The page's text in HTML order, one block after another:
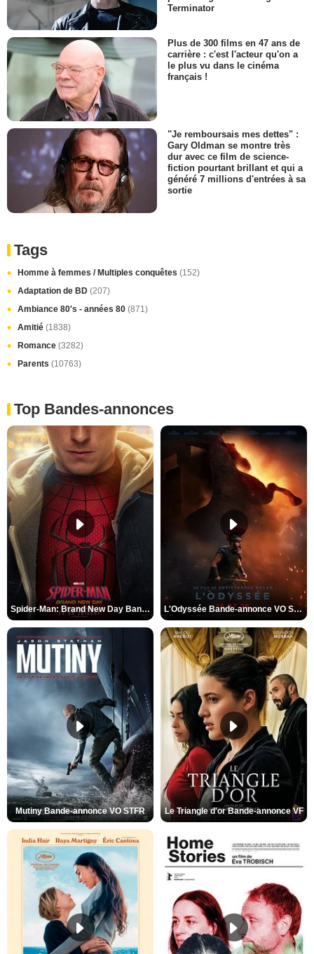
Terminator
Plus de 300 films en 47 ans de
carrière : c'est l'acteur qu'on a
le plus vu dans le cinéma
français !
"Je remboursais mes dettes" :
Gary Oldman se montre très
dur avec ce film de science-
fiction pourtant brillant et qui a
généré 7 millions d'entrées à sa
sortie
Tags
Homme à femmes / Multiples conquêtes (152)
Adaptation de BD (207)
Ambiance 80's - années 80 (871)
Amitié (1838)
Romance (3282)
Parents (10763)
Top Bandes-annonces
Spider-Man: Brand New Day Bande-annonce VO STFR L'Odyssée Bande-annonce VO STFR
Mutiny Bande-annonce VO STFR Le Triangle d'or Bande-annonce VF